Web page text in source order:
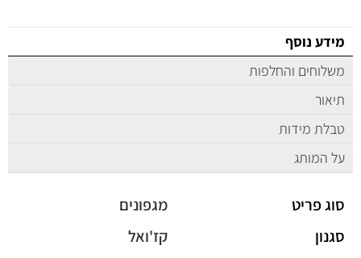
מידע נוסף
משלוחים והחלפות
תיאור
טבלת מידות
על המותג
סוג פריט
מגפונים
סגנון
קז'ואל